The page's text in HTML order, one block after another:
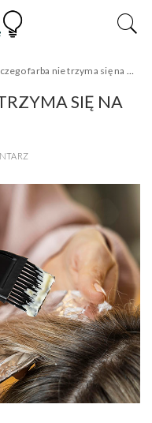
farba nie trzyma się na włosach?
SIĘ NA